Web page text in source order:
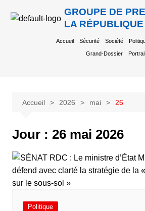
GROUPE DE
LA RÉPUBLIQUE
Accueil Sécurité Société
Grand-Dossier
Accueil 2026 mai 26
Jour : 26 mai 2026
Politique